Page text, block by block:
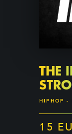
THE
HIPHOP -
15